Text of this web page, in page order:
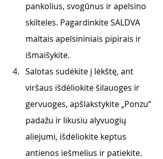
pankolius, svogūnus ir apelsino
skilteles. Pagardinkite SALDVA
maltais apelsininiais pipirais ir
išmaišykite.
Salotas sudėkite į lėkštę, ant
viršaus išdėliokite šilauoges ir
gervuoges, apšlakstykite „Ponzu“
padažu ir likusiu alyvuogių
aliejumi, išdėliokite keptus
antienos iešmelius ir patiekite.